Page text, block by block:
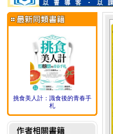
挑食美人計：識食後的青春手
札